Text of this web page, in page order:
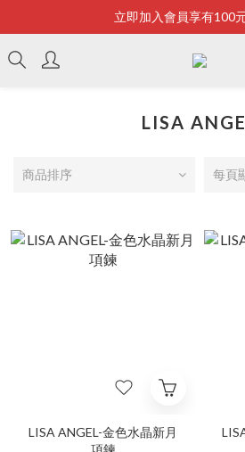
Bonjour~
立即加入會員享有100
全店滿2500即享免
LISA
商品排序 每頁
LISA ANGEL-金色水晶新月
項鍊